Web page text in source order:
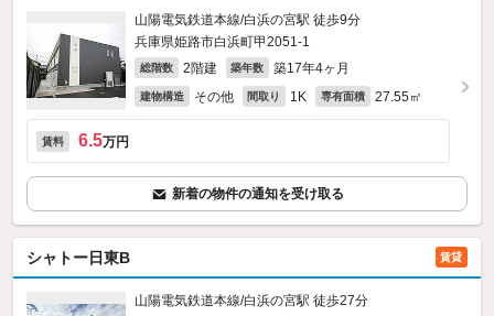
山陽電気鉄道本線/白浜の宮駅 徒歩9分
兵庫県姫路市白浜町甲2051‐1
総階数 2階建 築年数 築17年4ヶ月
建物構造 その他 間取り 1K 専有面積 27.55㎡
賃料 6.5万円
新着の物件の通知を受け取る
シャトー日東B 賃貸
山陽電気鉄道本線/白浜の宮駅 徒歩27分